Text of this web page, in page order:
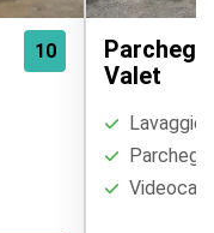
10
Valet
Lavaggio